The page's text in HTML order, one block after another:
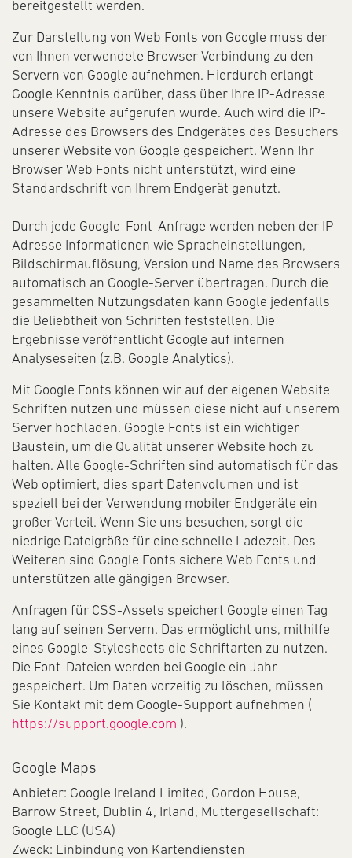
bereitgestellt werden.
Zur Darstellung von Web Fonts von Google muss der
von Ihnen verwendete Browser Verbindung zu den
Servern von Google aufnehmen. Hierdurch erlangt
Google Kenntnis darüber, dass über Ihre IP-Adresse
unsere Website aufgerufen wurde. Auch wird die IP-
Adresse des Browsers des Endgerätes des Besuchers
unserer Website von Google gespeichert. Wenn Ihr
Browser Web Fonts nicht unterstützt, wird eine
Standardschrift von Ihrem Endgerät genutzt.
Durch jede Google-Font-Anfrage werden neben der IP-
Adresse Informationen wie Spracheinstellungen,
Bildschirmauflösung, Version und Name des Browsers
automatisch an Google-Server übertragen. Durch die
gesammelten Nutzungsdaten kann Google jedenfalls
die Beliebtheit von Schriften feststellen. Die
Ergebnisse veröffentlicht Google auf internen
Analyseseiten (z.B. Google Analytics).
Mit Google Fonts können wir auf der eigenen Website
Schriften nutzen und müssen diese nicht auf unserem
Server hochladen. Google Fonts ist ein wichtiger
Baustein, um die Qualität unserer Website hoch zu
halten. Alle Google-Schriften sind automatisch für das
Web optimiert, dies spart Datenvolumen und ist
speziell bei der Verwendung mobiler Endgeräte ein
großer Vorteil. Wenn Sie uns besuchen, sorgt die
niedrige Dateigröße für eine schnelle Ladezeit. Des
Weiteren sind Google Fonts sichere Web Fonts und
unterstützen alle gängigen Browser.
Anfragen für CSS-Assets speichert Google einen Tag
lang auf seinen Servern. Das ermöglicht uns, mithilfe
eines Google-Stylesheets die Schriftarten zu nutzen.
Die Font-Dateien werden bei Google ein Jahr
gespeichert. Um Daten vorzeitig zu löschen, müssen
Sie Kontakt mit dem Google-Support aufnehmen (
https://support.google.com ).
Google Maps
Anbieter: Google Ireland Limited, Gordon House,
Barrow Street, Dublin 4, Irland, Muttergesellschaft:
Google LLC (USA)
Zweck: Einbindung von Kartendiensten